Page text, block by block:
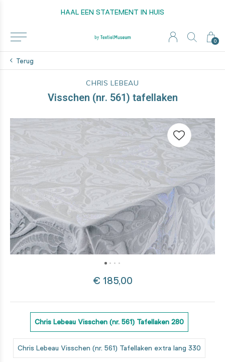
0
HAAL EEN STATEMENT IN HUIS
Terug
CHRIS LEBEAU
Visschen (nr. 561) tafellaken
€ 185,00
Chris Lebeau Visschen (nr. 561) Tafellaken 280
Chris Lebeau Visschen (nr. 561) Tafellaken extra lang 330